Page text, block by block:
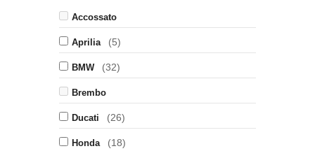
Accossato
Aprilia (5)
BMW (32)
Brembo
Ducati (26)
Honda (18)